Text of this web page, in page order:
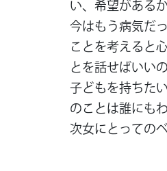
い、希望がある
今はもう病気だ
ことを考えると
とを話せばいい
子どもを持ちた
のことは誰にも
次女にとっての